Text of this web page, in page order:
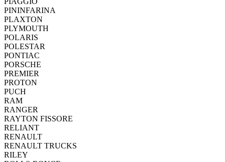
PININFARINA
PLAXTON
PLYMOUTH
POLARIS
POLESTAR
PONTIAC
PORSCHE
PREMIER
PROTON
PUCH
RAM
RANGER
RAYTON FISSORE
RELIANT
RENAULT
RENAULT TRUCKS
RILEY